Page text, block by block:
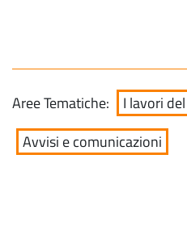
Aree Tematiche:
I lavori
Avvisi e comunicazioni